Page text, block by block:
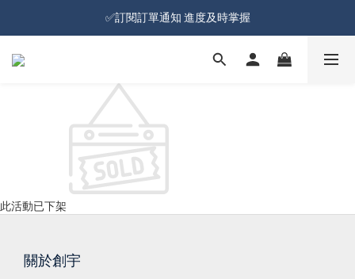
加入會員就送100元購物金 | 全館購物滿＄599 免運
✅訂閱訂單通知 進度及時掌握
加入會員就送100元購物金 | 全館購物滿＄599 免運
此活動已下架
關於創宇